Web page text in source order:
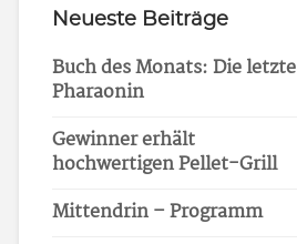
Neueste Beiträge
Buch des Monats: Die letzte
Pharaonin
Gewinner erhält
hochwertigen Pellet-Grill
Mittendrin – Programm